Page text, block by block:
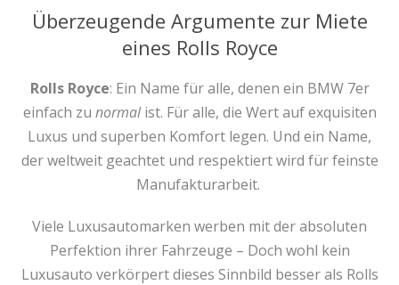
Überzeugende Argumente zur Miete
eines Rolls Royce
Rolls Royce: Ein Name für alle, denen ein BMW 7er
einfach zu normalist. Für alle, die Wert auf exquisiten
Luxus und superben Komfort legen. Und ein Name,
der weltweit geachtet und respektiert wird für feinste
Manufakturarbeit.
Viele Luxusautomarken werben mit der absoluten
Perfektion ihrer Fahrzeuge – Doch wohl kein
Luxusauto verkörpert dieses Sinnbild besser als Rolls